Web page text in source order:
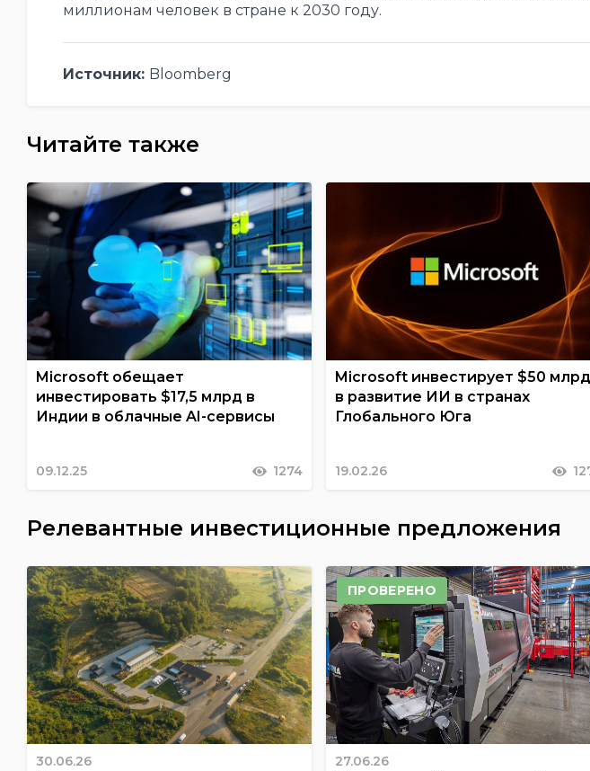
миллионам человек в стране к 2030 году.
Источник: Bloomberg
Читайте также
Microsoft обещает
инвестировать $17,5 млрд в
Индии в облачные AI-сервисы
09.12.25 1274
Microsoft инвестирует $50 млрд
в развитие ИИ в странах
Глобального Юга
19.02.26
Релевантные инвестиционные предложения
30.06.26
ПРОВЕРЕНО
27.06.26